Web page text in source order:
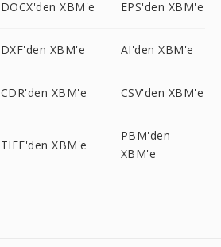
DOCX'den XBM'e EPS'den XBM'e
DXF'den XBM'e AI'den XBM'e
CDR'den XBM'e CSV'den XBM'e
TIFF'den XBM'e
PBM'den
XBM'e